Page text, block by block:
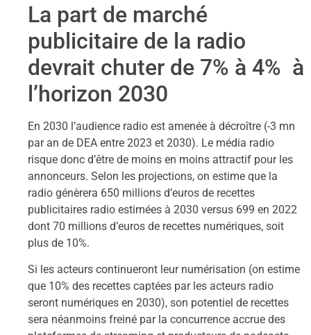
La part de marché
publicitaire de la radio
devrait chuter de 7% à 4% à
l’horizon 2030
En 2030 l’audience radio est amenée à décroître (-3 mn
par an de DEA entre 2023 et 2030). Le média radio
risque donc d’être de moins en moins attractif pour les
annonceurs. Selon les projections, on estime que la
radio génèrera 650 millions d’euros de recettes
publicitaires radio estimées à 2030 versus 699 en 2022
dont 70 millions d’euros de recettes numériques, soit
plus de 10%.
Si les acteurs continueront leur numérisation (on estime
que 10% des recettes captées par les acteurs radio
seront numériques en 2030), son potentiel de recettes
sera néanmoins freiné par la concurrence accrue des